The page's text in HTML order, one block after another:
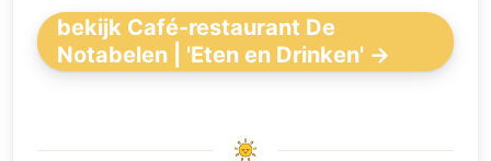
bekijk Café-restaurant De
Notabelen | 'Eten en Drinken' →